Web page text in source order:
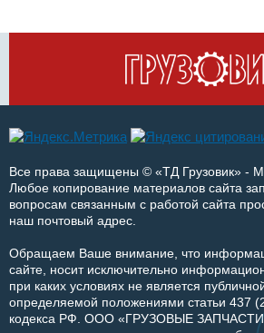
Все права защищены © «ТД Грузовик» -
Любое копирование материалов сайта
вопросам связанным с работой сайта
наш почтовый адрес.
Обращаем Ваше внимание, что
сайте, носит исключительно
при каких условиях не является
определяемой положениями статьи 437
кодекса РФ. ООО «ГРУЗОВЫЕ ЗАПЧАСТИ»